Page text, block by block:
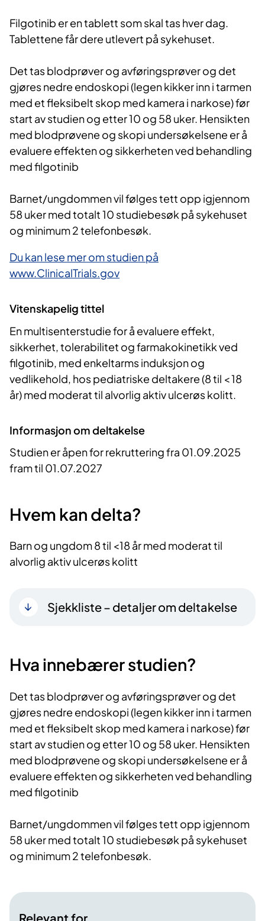
Filgotinib er en tablett som skal tas hver dag.
Tablettene får dere utlevert på sykehuset.
Det tas blodprøver og avføringsprøver og det
gjøres nedre endoskopi (legen kikker inn i tarmen
med et fleksibelt skop med kamera i narkose) før
start av studien og etter 10 og 58 uker. Hensikten
med blodprøvene og skopi undersøkelsene er å
evaluere effekten og sikkerheten ved behandling
med filgotinib
Barnet/ungdommen vil følges tett opp igjennom
58 uker med totalt 10 studiebesøk på sykehuset
og minimum 2 telefonbesøk.
Du kan lese mer om studien på
www.ClinicalTrials.gov
Vitenskapelig tittel
En multisenterstudie for å evaluere effekt,
sikkerhet, tolerabilitet og farmakokinetikk ved
filgotinib, med enkeltarms induksjon og
vedlikehold, hos pediatriske deltakere (8 til < 18
år) med moderat til alvorlig aktiv ulcerøs kolitt.
Informasjon om deltakelse
Studien er åpen for rekruttering fra 01.09.2025
fram til 01.07.2027
Hvem kan delta?
Barn og ungdom 8 til <18 år med moderat til
alvorlig aktiv ulcerøs kolitt
Sjekkliste – detaljer om deltakelse
Hva innebærer studien?
Det tas blodprøver og avføringsprøver og det
gjøres nedre endoskopi (legen kikker inn i tarmen
med et fleksibelt skop med kamera i narkose) før
start av studien og etter 10 og 58 uker. Hensikten
med blodprøvene og skopi undersøkelsene er å
evaluere effekten og sikkerheten ved behandling
med filgotinib
Barnet/ungdommen vil følges tett opp igjennom
58 uker med totalt 10 studiebesøk på sykehuset
og minimum 2 telefonbesøk.
Relevant for